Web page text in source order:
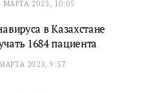
МАРТА 2023, 10:05
в Казахстане
1684 пациента
2023, 9:57